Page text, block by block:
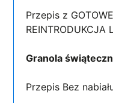
Przepis z
REINTRODUKCJA
Granola
Przepis Bez